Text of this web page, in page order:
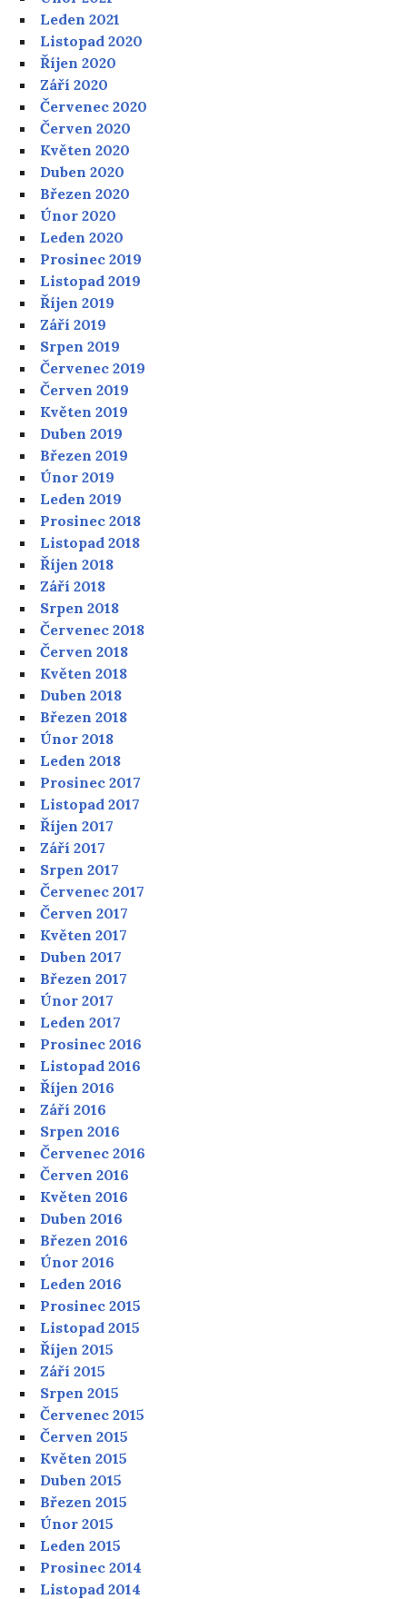
Leden 2021
Listopad 2020
Říjen 2020
Září 2020
Červenec 2020
Červen 2020
Květen 2020
Duben 2020
Březen 2020
Únor 2020
Leden 2020
Prosinec 2019
Listopad 2019
Říjen 2019
Září 2019
Srpen 2019
Červenec 2019
Červen 2019
Květen 2019
Duben 2019
Březen 2019
Únor 2019
Leden 2019
Prosinec 2018
Listopad 2018
Říjen 2018
Září 2018
Srpen 2018
Červenec 2018
Červen 2018
Květen 2018
Duben 2018
Březen 2018
Únor 2018
Leden 2018
Prosinec 2017
Listopad 2017
Říjen 2017
Září 2017
Srpen 2017
Červenec 2017
Červen 2017
Květen 2017
Duben 2017
Březen 2017
Únor 2017
Leden 2017
Prosinec 2016
Listopad 2016
Říjen 2016
Září 2016
Srpen 2016
Červenec 2016
Červen 2016
Květen 2016
Duben 2016
Březen 2016
Únor 2016
Leden 2016
Prosinec 2015
Listopad 2015
Říjen 2015
Září 2015
Srpen 2015
Červenec 2015
Červen 2015
Květen 2015
Duben 2015
Březen 2015
Únor 2015
Leden 2015
Prosinec 2014
Listopad 2014